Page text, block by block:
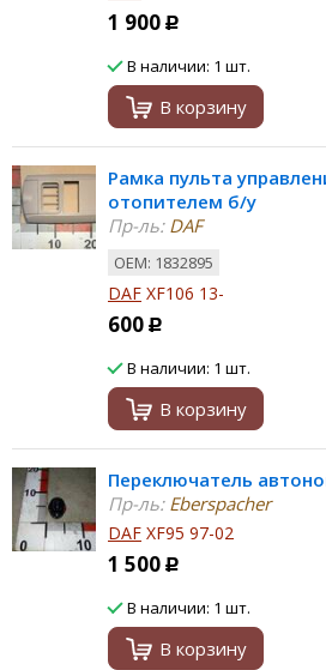
1 900 Р
В наличии: 1 шт.
В корзину
Рамка пульта
отопителем б/у
Пр-ль:DAF
ОЕМ: 1832895
DAF XF106 13-
600 Р
В наличии: 1 шт.
В корзину
Переключатель
Пр-ль:Eberspacher
DAF XF95 97-02
1 500 Р
В наличии: 1 шт.
В корзину